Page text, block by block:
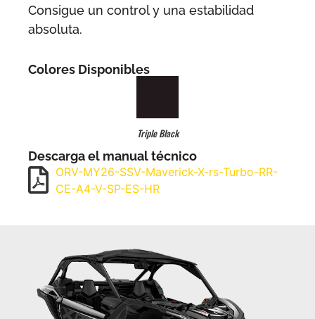
Consigue un control y una estabilidad
absoluta.
Colores Disponibles
Triple Black
Descarga el manual técnico
ORV-MY26-SSV-Maverick-X-rs-Turbo-RR-
CE-A4-V-SP-ES-HR